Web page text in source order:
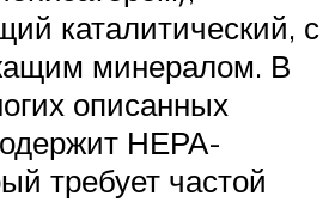
каталитический, с
минералом. В
описанных
НЕРА-
требует частой